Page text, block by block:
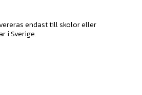
endast till skolor eller
i Sverige.